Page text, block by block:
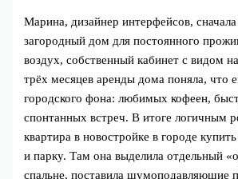
Марина, дизайнер интерфейсов,
загородный дом для постоянного
воздух, собственный кабинет с видом
трёх месяцев аренды дома поняла, что
городского фона: любимых кофеен,
спонтанных встреч. В итоге логичным
квартира в новостройке в городе
и парку. Там она выделила отдельный
спальне, поставила шумоподавляющие